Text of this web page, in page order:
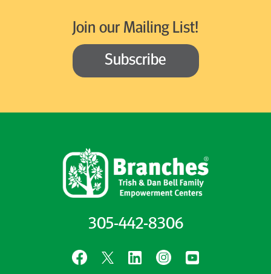
Join our Mailing List!
Subscribe
305-442-8306